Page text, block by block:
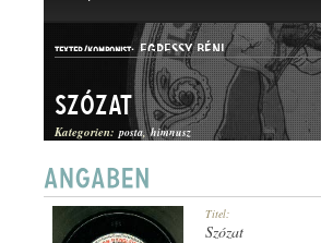
TEXTER/KOMPONIST: EGRESSY BÉNI
GATTUNG: HIMNUSZ
Szózat
Kategorien: posta himnusz
Titel:
Szózat